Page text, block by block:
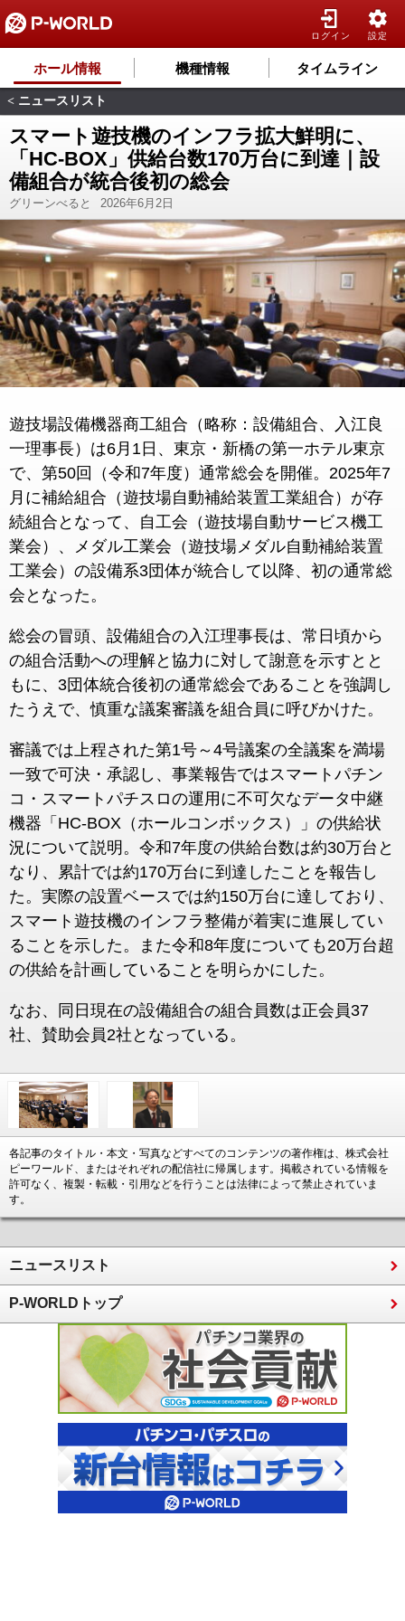
ログイン 設定
ホール情報 機種情報 タイムライン
< ニュースリスト
スマート遊技機のインフラ拡大鮮明に、
「HC-BOX」供給台数170万台に到達｜設
備組合が統合後初の総会
グリーンべると 2026年6月2日
遊技場設備機器商工組合（略称：設備組合、入江良
一理事長）は6月1日、東京・新橋の第一ホテル東京
で、第50回（令和7年度）通常総会を開催。2025年7
月に補給組合（遊技場自動補給装置工業組合）が存
続組合となって、自工会（遊技場自動サービス機工
業会）、メダル工業会（遊技場メダル自動補給装置
工業会）の設備系3団体が統合して以降、初の通常総
会となった。
総会の冒頭、設備組合の入江理事長は、常日頃から
の組合活動への理解と協力に対して謝意を示すとと
もに、3団体統合後初の通常総会であることを強調し
たうえで、慎重な議案審議を組合員に呼びかけた。
審議では上程された第1号～4号議案の全議案を満場
一致で可決・承認し、事業報告ではスマートパチン
コ・スマートパチスロの運用に不可欠なデータ中継
機器「HC-BOX（ホールコンボックス）」の供給状
況について説明。令和7年度の供給台数は約30万台と
なり、累計では約170万台に到達したことを報告し
た。実際の設置ベースでは約150万台に達しており、
スマート遊技機のインフラ整備が着実に進展してい
ることを示した。また令和8年度についても20万台超
の供給を計画していることを明らかにした。
なお、同日現在の設備組合の組合員数は正会員37
社、賛助会員2社となっている。
各記事のタイトル・本文・写真などすべてのコンテンツの著作権は、株式会社
ピーワールド、またはそれぞれの配信社に帰属します。掲載されている情報を
許可なく、複製・転載・引用などを行うことは法律によって禁止されていま
す。
ニュースリスト
P-WORLDトップ